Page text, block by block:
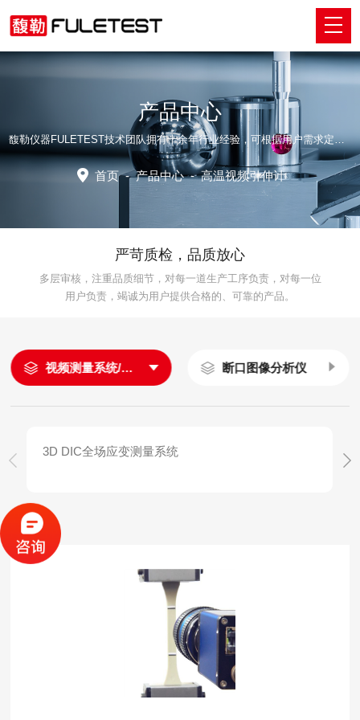
产品中心
馥勒仪器FULETEST技术团队拥有十余年行业经验，可根据用户需求定制适配的专业解决方案。
首页-产品中心-高温视频引伸计
严苛质检，品质放心
多层审核，注重品质细节，对每一道生产工序负责，对每一位
用户负责，竭诚为用户提供合格的、可靠的产品。
视频测量系统/引伸计 断口图像分析仪
3D DIC全场应变测量系统